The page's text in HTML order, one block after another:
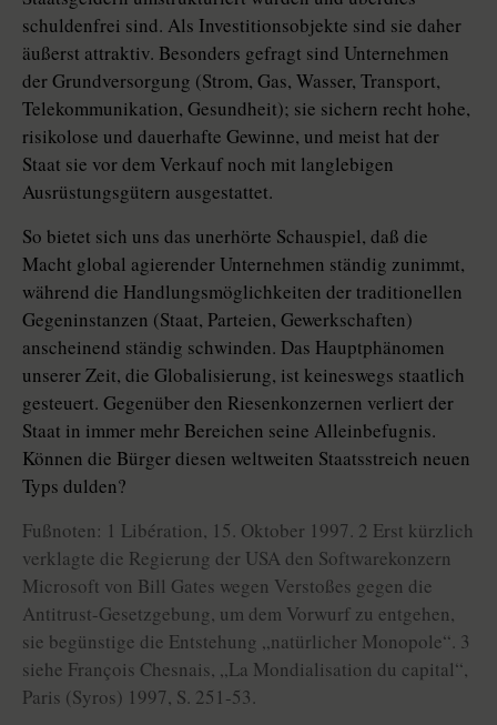
schuldenfrei sind. Als Investitionsobjekte sind sie daher
äußerst attraktiv. Besonders gefragt sind Unternehmen
der Grundversorgung (Strom, Gas, Wasser, Transport,
Telekommunikation, Gesundheit); sie sichern recht hohe,
risikolose und dauerhafte Gewinne, und meist hat der
Staat sie vor dem Verkauf noch mit langlebigen
Ausrüstungsgütern ausgestattet.
So bietet sich uns das unerhörte Schauspiel, daß die
Macht global agierender Unternehmen ständig zunimmt,
während die Handlungsmöglichkeiten der traditionellen
Gegeninstanzen (Staat, Parteien, Gewerkschaften)
anscheinend ständig schwinden. Das Hauptphänomen
unserer Zeit, die Globalisierung, ist keineswegs staatlich
gesteuert. Gegenüber den Riesenkonzernen verliert der
Staat in immer mehr Bereichen seine Alleinbefugnis.
Können die Bürger diesen weltweiten Staatsstreich neuen
Typs dulden?
Fußnoten: 1 Libération, 15. Oktober 1997. 2 Erst kürzlich
verklagte die Regierung der USA den Softwarekonzern
Microsoft von Bill Gates wegen Verstoßes gegen die
Antitrust-Gesetzgebung, um dem Vorwurf zu entgehen,
sie begünstige die Entstehung „natürlicher Monopole“. 3
siehe François Chesnais, „La Mondialisation du capital“,
Paris (Syros) 1997, S. 251-53.